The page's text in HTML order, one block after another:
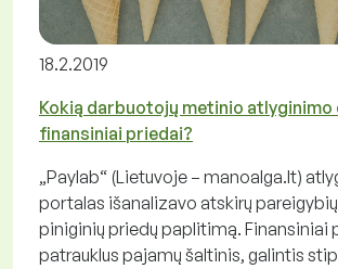
18.2.2019
Kokią darbuotojų metinio atlyginimo
finansiniai priedai?
„Paylab“ (Lietuvoje – manoalga.lt)
portalas išanalizavo atskirų
piniginių priedų paplitimą. Finansiniai
patrauklus pajamų šaltinis, galintis